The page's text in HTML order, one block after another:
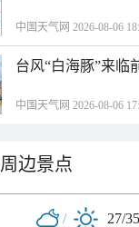
中国天气网 2026-08-06
台风“白海豚”来临
中国天气网 2026-08-06
周边景点
/ 27/